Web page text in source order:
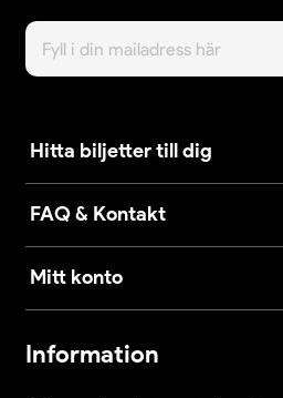
Hitta biljetter till dig
FAQ & Kontakt
Mitt konto
Information